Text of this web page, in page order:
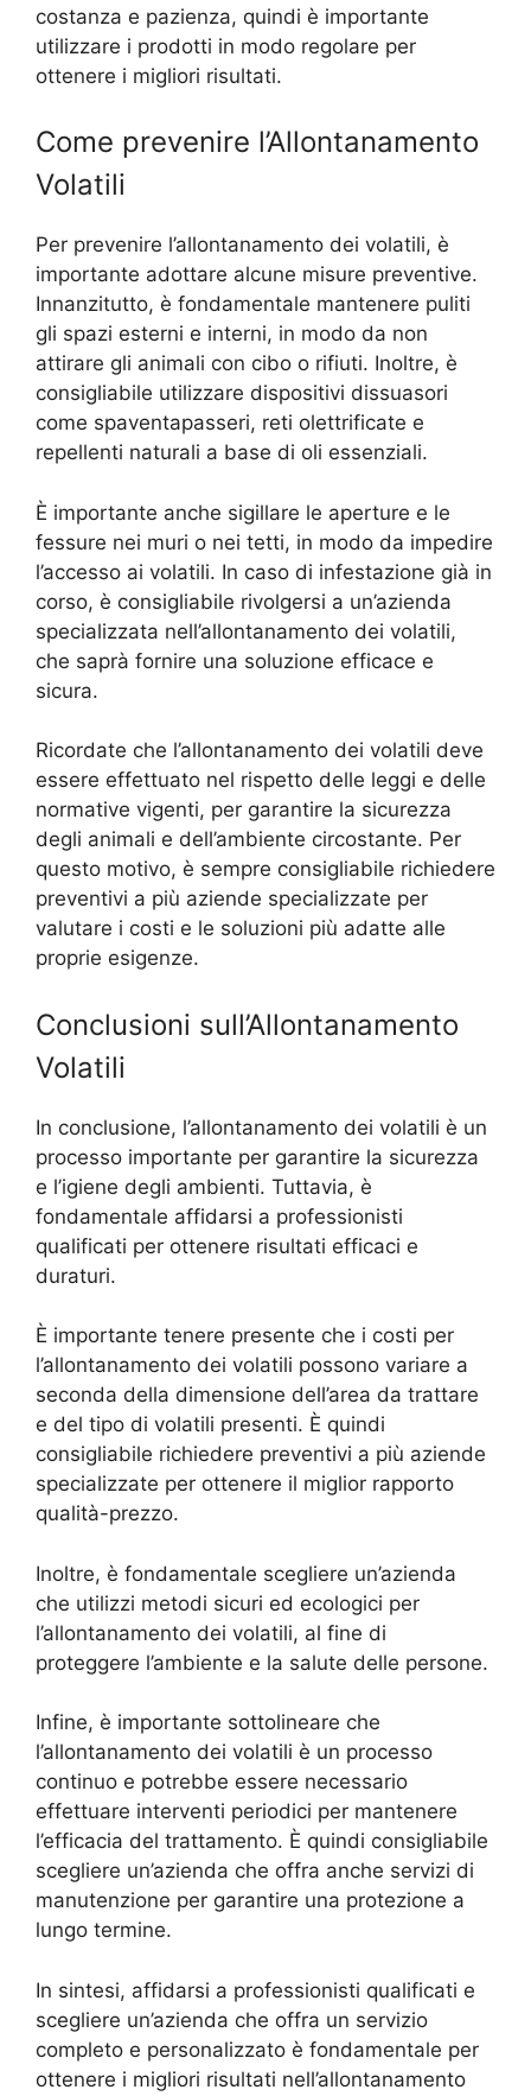
costanza e pazienza, quindi è importante
utilizzare i prodotti in modo regolare per
ottenere i migliori risultati.
Come prevenire l’Allontanamento
Volatili
Per prevenire l’allontanamento dei volatili, è
importante adottare alcune misure preventive.
Innanzitutto, è fondamentale mantenere puliti
gli spazi esterni e interni, in modo da non
attirare gli animali con cibo o rifiuti. Inoltre, è
consigliabile utilizzare dispositivi dissuasori
come spaventapasseri, reti olettrificate e
repellenti naturali a base di oli essenziali.
È importante anche sigillare le aperture e le
fessure nei muri o nei tetti, in modo da impedire
l’accesso ai volatili. In caso di infestazione già in
corso, è consigliabile rivolgersi a un’azienda
specializzata nell’allontanamento dei volatili,
che saprà fornire una soluzione efficace e
sicura.
Ricordate che l’allontanamento dei volatili deve
essere effettuato nel rispetto delle leggi e delle
normative vigenti, per garantire la sicurezza
degli animali e dell’ambiente circostante. Per
questo motivo, è sempre consigliabile richiedere
preventivi a più aziende specializzate per
valutare i costi e le soluzioni più adatte alle
proprie esigenze.
Conclusioni sull’Allontanamento
Volatili
In conclusione, l’allontanamento dei volatili è un
processo importante per garantire la sicurezza
e l’igiene degli ambienti. Tuttavia, è
fondamentale affidarsi a professionisti
qualificati per ottenere risultati efficaci e
duraturi.
È importante tenere presente che i costi per
l’allontanamento dei volatili possono variare a
seconda della dimensione dell’area da trattare
e del tipo di volatili presenti. È quindi
consigliabile richiedere preventivi a più aziende
specializzate per ottenere il miglior rapporto
qualità-prezzo.
Inoltre, è fondamentale scegliere un’azienda
che utilizzi metodi sicuri ed ecologici per
l’allontanamento dei volatili, al fine di
proteggere l’ambiente e la salute delle persone.
Infine, è importante sottolineare che
l’allontanamento dei volatili è un processo
continuo e potrebbe essere necessario
effettuare interventi periodici per mantenere
l’efficacia del trattamento. È quindi consigliabile
scegliere un’azienda che offra anche servizi di
manutenzione per garantire una protezione a
lungo termine.
In sintesi, affidarsi a professionisti qualificati e
scegliere un’azienda che offra un servizio
completo e personalizzato è fondamentale per
ottenere i migliori risultati nell’allontanamento